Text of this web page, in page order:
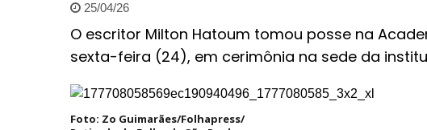
25/04/26
O escritor Milton Hatoum tomou posse na
sexta-feira (24), em cerimônia na sede da
Foto: Zo Guimarães/Folhapress/